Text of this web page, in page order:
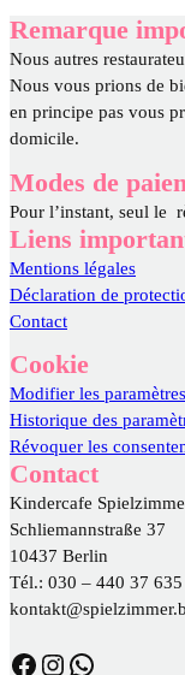
Remarque
Nous autres
Nous vous prions de
en principe pas vous
domicile.
Modes de
Pour l’instant, seul le
Liens
Mentions légales
Déclaration de
Contact
Cookie
Modifier les
Historique des
Révoquer les
Contact
Kindercafe
Schliemannstraße 37
10437 Berlin
Tél.: 030 – 440 37 635
https://www.facebook.com/DasSpielzimmer/ https://www.instagram.com/spielzimmer.berlin/ WhatsApp